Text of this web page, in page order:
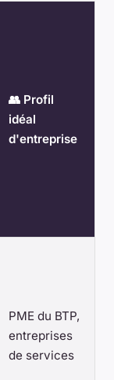
👥 Profil
idéal
d'entreprise
PME du BTP,
entreprises
de services